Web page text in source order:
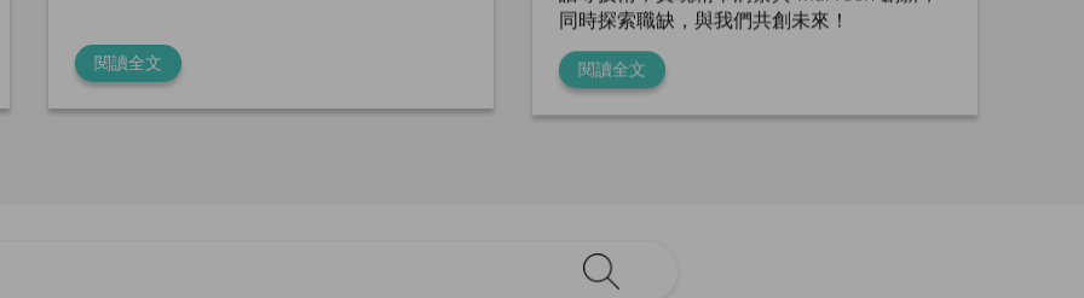
閱讀全文
同時探索職缺，與我們共創未來！
閱讀全文